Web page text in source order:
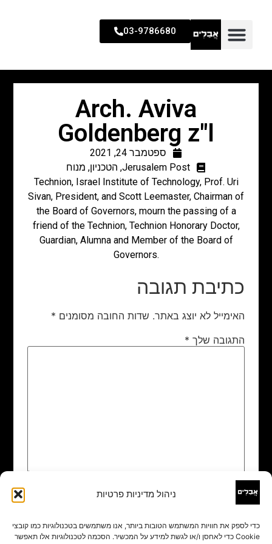
ניהול מדיניות פרטיות
כדי לספק את חוויות המשתמש הטובות ביותר, אנו משתמשים בטכנולוגיות כמו קובצי
Cookie כדי לאחסן ו/או לגשת למידע על המכשיר. הסכמה לטכנולוגיות אלו תאפשר
03-9786680
Arch. Aviva
Goldenberg z"l
ספטמבר 24, 2021
Jerusalem Post
, הטכניון, מנוח
Technion, Israel Institute of Technology, Prof. Uri
Sivan, President, and Scott Leemaster, Chairman of
the Board of Governors, mourn the passing of a
friend of the Technion, Technion Honorary Doctor,
Guardian, Alumna and Member of the Board of
Governors.
כתיבת תגובה
האימייל לא יוצג באתר. שדות החובה מסומנים *
התגובה שלך *
שם